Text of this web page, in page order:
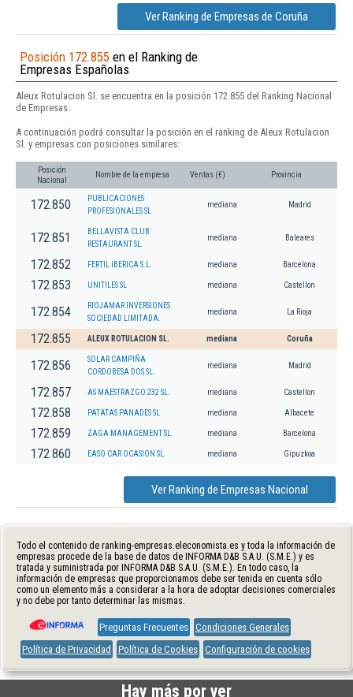
Ver Ranking de Empresas de Coruña
Posición 172.855 en el Ranking de
Empresas Españolas
Aleux Rotulacion Sl. se encuentra en la posición 172.855 del Ranking Nacional
de Empresas.
A continuación podrá consultar la posición en el ranking de Aleux Rotulacion
Sl. y empresas con posiciones similares:
Posición
Nacional
Nombre de la empresa Ventas (€) Provincia
172.850
PUBLICACIONES
PROFESIONALES SL
mediana Madrid
172.851
BELLAVISTA CLUB
RESTAURANT SL.
mediana Baleares
172.852 FERTIL IBERICA S.L. mediana Barcelona
172.853 UNITILES SL mediana Castellon
172.854
RIOJAMAR INVERSIONES
SOCIEDAD LIMITADA.
mediana La Rioja
172.855 ALEUX ROTULACION SL. mediana Coruña
172.856
SOLAR CAMPIÑA
CORDOBESA DOS SL.
mediana Madrid
172.857 AS MAESTRAZGO 232 SL. mediana Castellon
172.858 PATATAS PANADES SL mediana Albacete
172.859 ZAGA MANAGEMENT SL. mediana Barcelona
172.860 EASO CAR OCASION SL. mediana Gipuzkoa
Ver Ranking de Empresas Nacional
Todo el contenido de ranking-empresas.eleconomista.es y toda la información de
empresas procede de la base de datos de INFORMA D&B S.A.U. (S.M.E.) y es
tratada y suministrada por INFORMA D&B S.A.U. (S.M.E.). En todo caso, la
información de empresas que proporcionamos debe ser tenida en cuenta sólo
como un elemento más a considerar a la hora de adoptar decisiones comerciales
y no debe por tanto determinar las mismas.
Preguntas Frecuentes Condiciones Generales
Política de Privacidad
Política de Cookies Configuración de cookies
Hay más por ver